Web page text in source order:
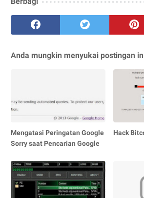
Anda mungkin menyukai postingan
Mengatasi Peringatan Google
Sorry saat Pencarian Google
Hack